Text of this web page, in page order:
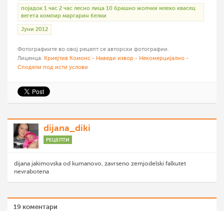
појадок 1 час 2 час лесно лица 10 брашно жолчки млеко квасец
вегета компир маргарин белки
Јуни 2012
Фотографиите во овој рецепт се авторски фотографии.
Лиценца: Криејтив Комонс - Наведи извор - Некомерцијално -
Сподели под исти услови
dijana_diki
РЕЦЕПТИ
dijana jakimovska od kumanovo, zavrseno zemjodelski falkutet
nevrabotena
19 коментари